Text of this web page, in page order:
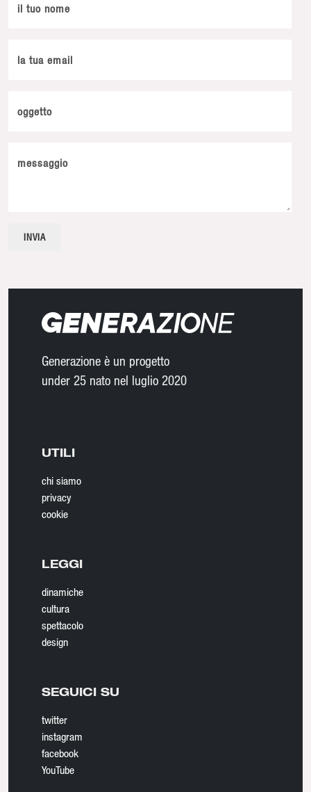
il tuo nome
la tua email
oggetto
messaggio
Generazione è un progetto
under 25 nato nel luglio 2020
UTILI
chi siamo
privacy
cookie
LEGGI
dinamiche
cultura
spettacolo
design
SEGUICI SU
twitter
instagram
facebook
YouTube